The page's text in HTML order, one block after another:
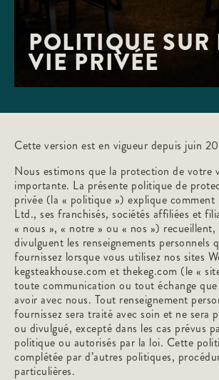
POLITIQUE SUR
VIE PRIVÉE
Cette version est en vigueur depuis juin
Nous estimons que la protection de votre
importante. La présente politique de
privée (la « politique ») explique comment
Ltd., ses franchisés, sociétés affiliées et
« nous », « notre » ou « nos »)
divulguent les renseignements personnels
fournissez lorsque vous utilisez nos sites
kegsteakhouse.com et thekeg.com (le «
toute communication ou tout échange
avoir avec nous. Tout renseignement
fournissez sera traité avec soin et ne sera
ou divulgué, excepté dans les cas prévus
politique ou autorisés par la loi. Cette
complétée par d’autres politiques,
particulières.